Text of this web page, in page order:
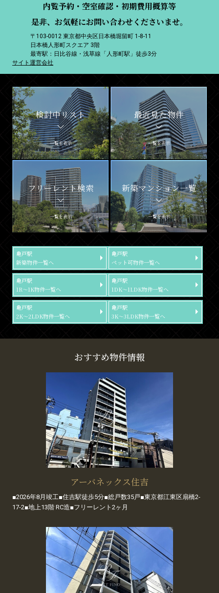
内覧予約・空室確認・初期費用概算等
是非、お気軽にお問い合わせくださいませ。
〒103-0012 東京都中央区日本橋堀留町 1-8-11
日本橋人形町スクエア 3階
最寄駅：日比谷線・浅草線「人形町駅」徒歩3分
サイト運営会社
検討中リスト
一覧を表示
最近見た物件
一覧を表示
フリーレント検索
一覧を表示
新築マンション一覧
一覧を表示
亀戸駅
新築物件一覧へ
亀戸駅
ペット可物件一覧へ
亀戸駅
1R～1K物件一覧へ
亀戸駅
1DK～1LDK物件一覧へ
亀戸駅
2K～2LDK物件一覧へ
亀戸駅
3K～3LDK物件一覧へ
おすすめ物件情報
アーバネックス住吉
■2026年8月竣工■住吉駅徒歩5分■総戸数35戸■東京都江東区扇橋2-
17-2■地上13階 RC造■フリーレント2ヶ月